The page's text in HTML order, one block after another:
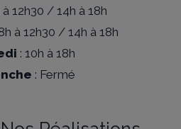
à 12h30 / 14h à 18h
à 12h30 / 14h à 18h
: 10h à 18h
: Fermé